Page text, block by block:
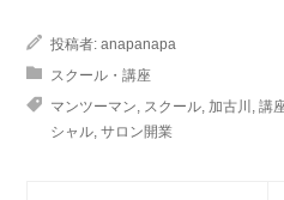
投稿者: anapanapa
スクール・講座
マンツーマン
スクール 加古川 講
シャル サロン開業